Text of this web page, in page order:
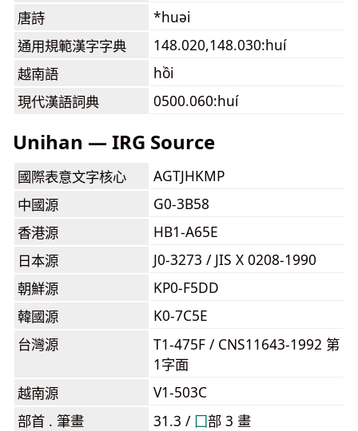
唐詩
*huəi
通用規範漢字字典
148.020,148.030:huí
越南語
hồi
現代漢語詞典
0500.060:huí
Unihan — IRG Source
國際表意文字核心
AGTJHKMP
中國源
G0-3B58
香港源
HB1-A65E
日本源
J0-3273 / JIS X 0208-1990
朝鮮源
KP0-F5DD
韓國源
K0-7C5E
台灣源
T1-475F / CNS11643-1992 第
1字面
越南源
V1-503C
部首 . 筆畫
31.3 / ⼞部 3 畫